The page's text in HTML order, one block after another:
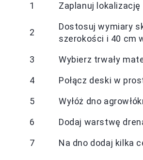
1 Zaplanuj
2
Dostosuj wymiary
szerokości i 40 cm
3 Wybierz trwały
4 Połącz deski w
5 Wyłóż dno
6 Dodaj warstwę
7 Na dno dodaj kilka